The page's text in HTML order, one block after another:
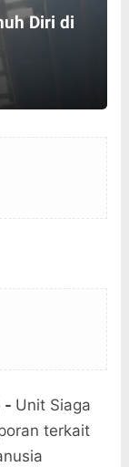
Diri di
- Unit Siaga
terkait